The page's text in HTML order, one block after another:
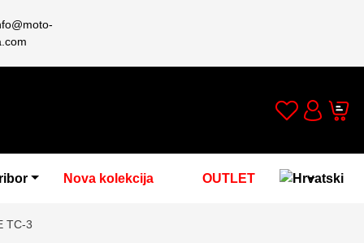
Wishlist
Cart
Nova kolekcija OUTLET
TC-3